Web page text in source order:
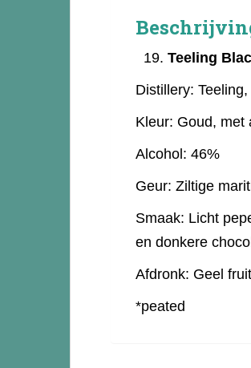
Teeling
Distillery:
Kleur: Goud, met
Alcohol: 46%
Geur: Ziltige
Smaak: Licht
en donkere
Afdronk: Geel
*peated